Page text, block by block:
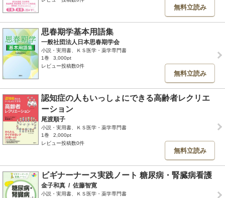
無料立読み
思春期学基本用語集
一般社団法人日本思春期学会
小説・実用書、ＫＳ医学・薬学専門書
1巻
3,000pt
レビュー投稿数0件
無料立読み
認知症の人もいっしょにできる高齢者レクリエ
ーション
尾渡順子
小説・実用書、ＫＳ医学・薬学専門書
1巻
2,000pt
レビュー投稿数0件
無料立読み
ビギナーナース実践ノート 糖尿病・腎臓病看護
金子和真 / 佐藤智寛
小説・実用書、ＫＳ医学・薬学専門書